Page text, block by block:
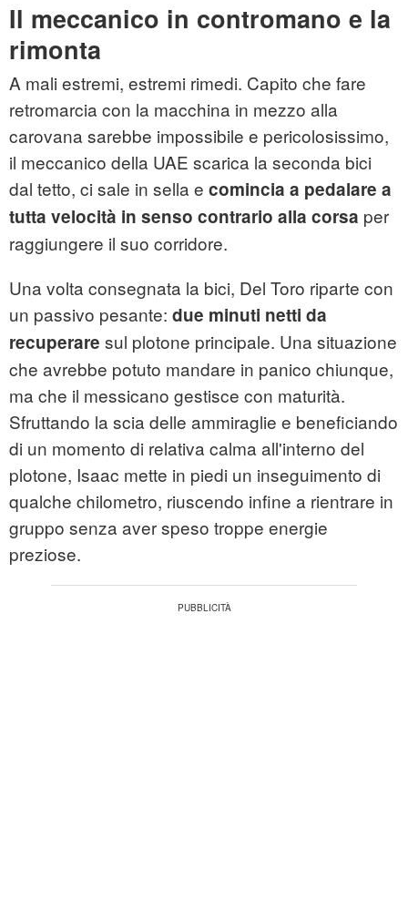
Il meccanico in contromano e la
rimonta
A mali estremi, estremi rimedi. Capito che fare
retromarcia con la macchina in mezzo alla
carovana sarebbe impossibile e pericolosissimo,
il meccanico della UAE scarica la seconda bici
dal tetto, ci sale in sella e comincia a pedalare a
tutta velocità in senso contrario alla corsa per
raggiungere il suo corridore.
Una volta consegnata la bici, Del Toro riparte con
un passivo pesante: due minuti netti da
recuperare sul plotone principale. Una situazione
che avrebbe potuto mandare in panico chiunque,
ma che il messicano gestisce con maturità.
Sfruttando la scia delle ammiraglie e beneficiando
di un momento di relativa calma all'interno del
plotone, Isaac mette in piedi un inseguimento di
qualche chilometro, riuscendo infine a rientrare in
gruppo senza aver speso troppe energie
preziose.